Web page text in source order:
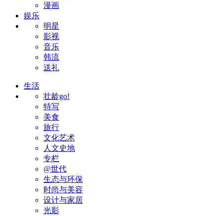
漫画
娱乐
明星
影视
音乐
韩流
送礼
生活
壮龄go!
特写
美食
旅行
文化艺术
人文史地
专栏
@世代
生态与环保
时尚与美容
设计与家居
光影